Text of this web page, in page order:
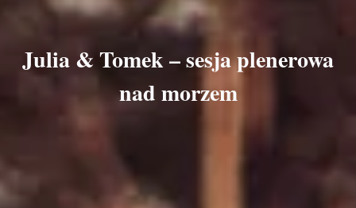
Julia & Tomek – sesja plenerowa
nad morzem